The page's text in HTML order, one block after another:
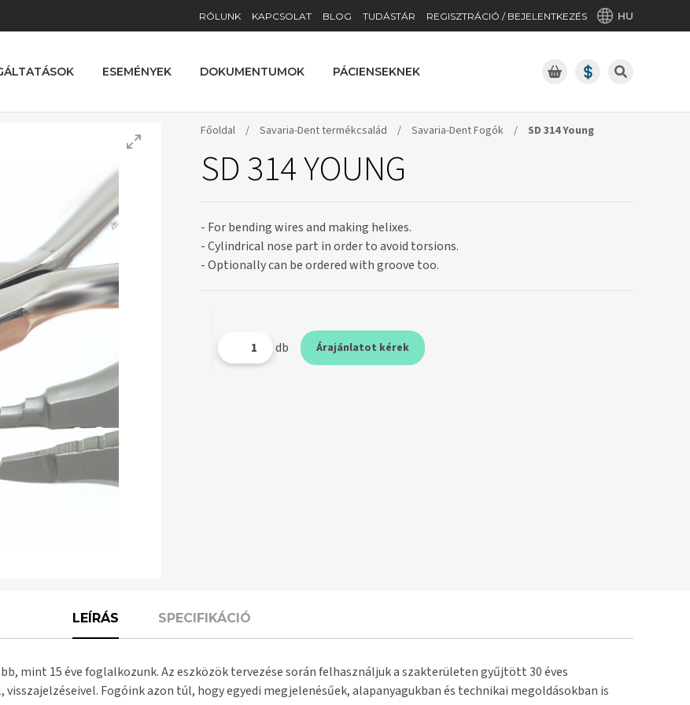
RÓLUNK KAPCSOLAT BLOG TUDÁSTÁR REGISZTRÁCIÓ / BEJELENTKEZÉS HU
ESEMÉNYEK DOKUMENTUMOK PÁCIENSEKNEK
Főoldal / Savaria-Dent termékcsalád / Savaria-Dent Fogók / SD 314 Young
SD 314 YOUNG
- For bending wires and making helixes.
- Cylindrical nose part in order to avoid torsions.
- Optionally can be ordered with groove too.
db Árajánlatot kérek
LEÍRÁS SPECIFIKÁCIÓ
mint 15 éve foglalkozunk. Az eszközök tervezése során felhasználjuk a szakterületen gyűjtött 30 éves
Fogóink azon túl, hogy egyedi megjelenésűek, alapanyagukban és technikai megoldásokban is